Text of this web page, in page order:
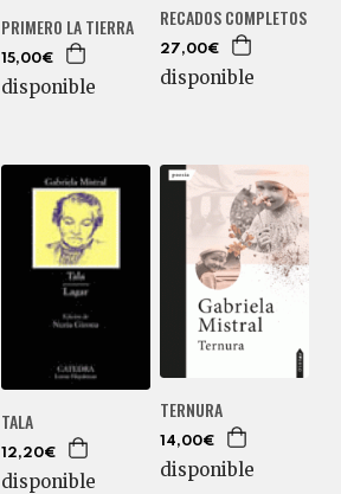
PRIMERO LA TIERRA
15,00€
disponible
RECADOS COMPLETOS
27,00€
disponible
TALA
12,20€
disponible
TERNURA
14,00€
disponible